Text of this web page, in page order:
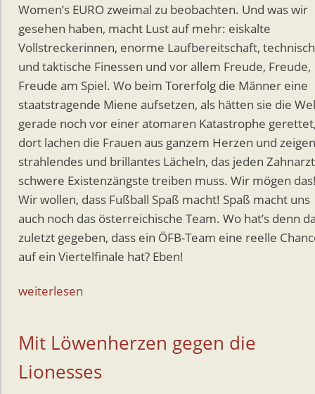
Women’s EURO zweimal zu beobachten. Und was wir
gesehen haben, macht Lust auf mehr: eiskalte
Vollstreckerinnen, enorme Laufbereitschaft,
und taktische Finessen und vor allem Freude, Freude,
Freude am Spiel. Wo beim Torerfolg die Männer eine
staatstragende Miene aufsetzen, als hätten sie die
gerade noch vor einer atomaren Katastrophe
dort lachen die Frauen aus ganzem Herzen und
strahlendes und brillantes Lächeln, das jeden
schwere Existenzängste treiben muss. Wir mögen
Wir wollen, dass Fußball Spaß macht! Spaß macht uns
auch noch das österreichische Team. Wo hat’s denn
zuletzt gegeben, dass ein ÖFB-Team eine reelle
auf ein Viertelfinale hat? Eben!
weiterlesen
Mit Löwenherzen gegen die
Lionesses